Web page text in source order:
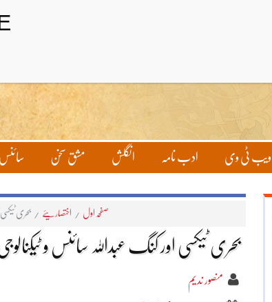
ویب ٹی وی ادب نامہ انگلش مشق سخن
صفحہ اول / اختصاریئے / بحری ٹیکسی
بحری ٹیکسی اور کنگ عبداللہ سائنس و
منصور ندیم